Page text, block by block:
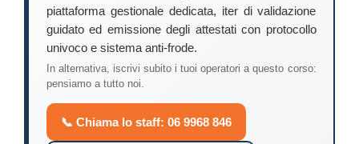
piattaforma gestionale dedicata, iter di validazione
guidato ed emissione degli attestati con protocollo
univoco e sistema anti-frode.
In alternativa, iscrivi subito i tuoi operatori a questo corso:
pensiamo a tutto noi.
📞 Chiama lo staff: 06 9968 846